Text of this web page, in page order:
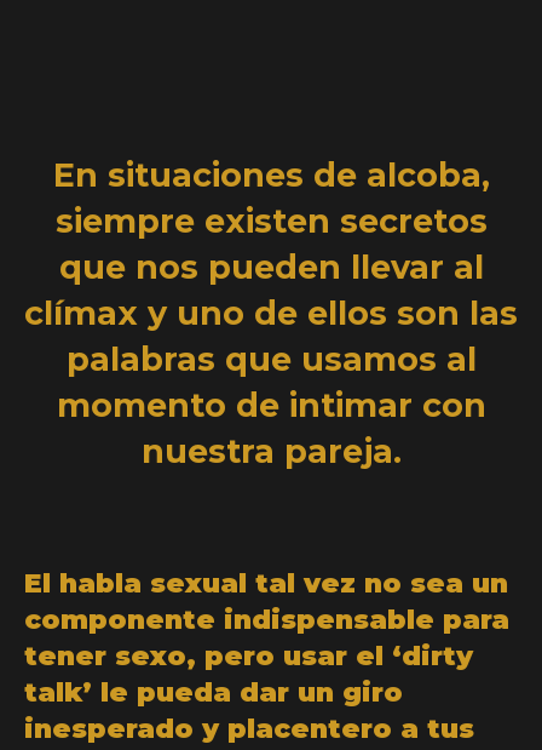
En situaciones de alcoba,
siempre existen secretos
que nos pueden llevar al
clímax y uno de ellos son las
palabras que usamos al
momento de intimar con
nuestra pareja.
El habla sexual tal vez no sea un
componente indispensable para
tener sexo, pero usar el ‘dirty
talk’ le pueda dar un giro
inesperado y placentero a tus